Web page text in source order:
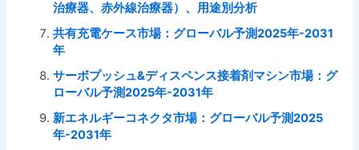
治療器、赤外線治療器）、用途別分析
共有充電ケース市場：グローバル予測2025年-2031
年
サーボプッシュ&ディスペンス接着剤マシン市場：グ
ローバル予測2025年-2031年
新エネルギーコネクタ市場：グローバル予測2025
年-2031年